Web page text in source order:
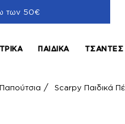
των 50€
ΠΑΙΔΙΚΆ ΤΣΆΝΤΕΣ
Παπούτσια Scarpy Παιδικά